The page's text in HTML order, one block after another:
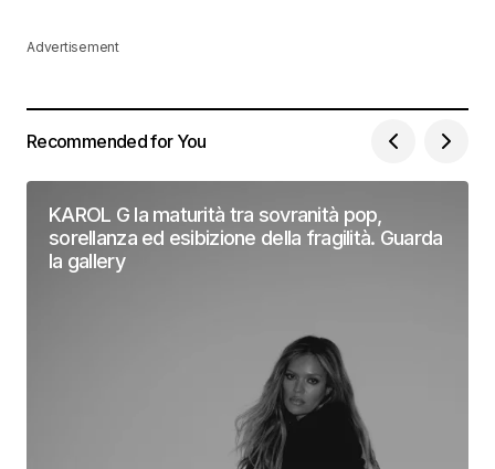
Advertisement
Recommended for You
KAROL G la maturità tra sovranità pop,
sorellanza ed esibizione della fragilità. Guarda
la gallery